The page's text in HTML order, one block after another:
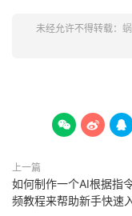
未经允许不得转载：
  
上一篇
如何制作一个AI根据指
频教程来帮助新手快速